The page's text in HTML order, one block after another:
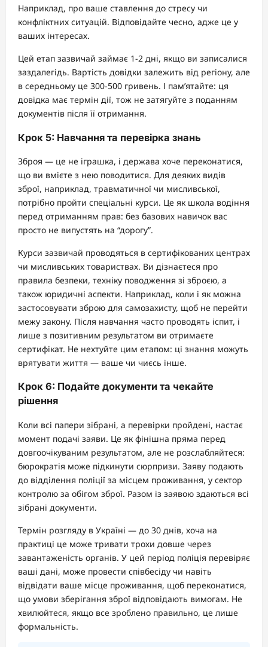
Наприклад, про ваше ставлення до стресу чи
конфліктних ситуацій. Відповідайте чесно, адже це у
ваших інтересах.
Цей етап зазвичай займає 1-2 дні, якщо ви записалися
заздалегідь. Вартість довідки залежить від регіону, але
в середньому це 300-500 гривень. І пам’ятайте: ця
довідка має термін дії, тож не затягуйте з поданням
документів після її отримання.
Крок 5: Навчання та перевірка знань
Зброя — це не іграшка, і держава хоче переконатися,
що ви вмієте з нею поводитися. Для деяких видів
зброї, наприклад, травматичної чи мисливської,
потрібно пройти спеціальні курси. Це як школа водіння
перед отриманням прав: без базових навичок вас
просто не випустять на “дорогу”.
Курси зазвичай проводяться в сертифікованих центрах
чи мисливських товариствах. Ви дізнаєтеся про
правила безпеки, техніку поводження зі зброєю, а
також юридичні аспекти. Наприклад, коли і як можна
застосовувати зброю для самозахисту, щоб не перейти
межу закону. Після навчання часто проводять іспит, і
лише з позитивним результатом ви отримаєте
сертифікат. Не нехтуйте цим етапом: ці знання можуть
врятувати життя — ваше чи чиєсь інше.
Крок 6: Подайте документи та чекайте
рішення
Коли всі папери зібрані, а перевірки пройдені, настає
момент подачі заяви. Це як фінішна пряма перед
довгоочікуваним результатом, але не розслабляйтеся:
бюрократія може підкинути сюрпризи. Заяву подають
до відділення поліції за місцем проживання, у сектор
контролю за обігом зброї. Разом із заявою здаються всі
зібрані документи.
Термін розгляду в Україні — до 30 днів, хоча на
практиці це може тривати трохи довше через
завантаженість органів. У цей період поліція перевіряє
ваші дані, може провести співбесіду чи навіть
відвідати ваше місце проживання, щоб переконатися,
що умови зберігання зброї відповідають вимогам. Не
хвилюйтеся, якщо все зроблено правильно, це лише
формальність.